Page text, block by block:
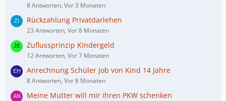
8 Antworten, Vor 3 Monaten
Rückzahlung Privatdarlehen
23 Antworten, Vor 8 Monaten
Zuflussprinzip Kindergeld
12 Antworten, Vor 7 Monaten
Anrechnung Schüler Job von Kind 14 Jahre
8 Antworten, Vor 8 Monaten
Meine Mutter will mir ihren PKW schenken